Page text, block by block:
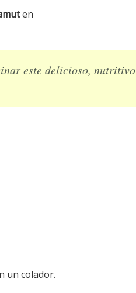
en
este delicioso, nutritivo
un colador.